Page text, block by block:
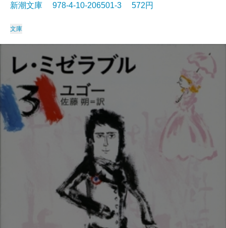
新潮文庫 978-4-10-206501-3 572円
文庫